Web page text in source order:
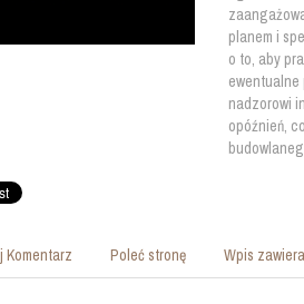
planem i
o to, aby
ewentualne
nadzorowi
opóźnień,
Komentarz Poleć stronę Wpis